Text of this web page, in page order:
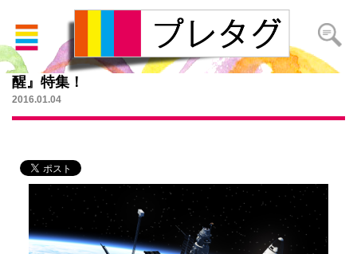
初心者のための『スターウォーズ/フォースの覚
醒』特集！
2016.01.04